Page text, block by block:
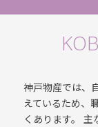
神戸物産では、
えているため、
くあります。 主